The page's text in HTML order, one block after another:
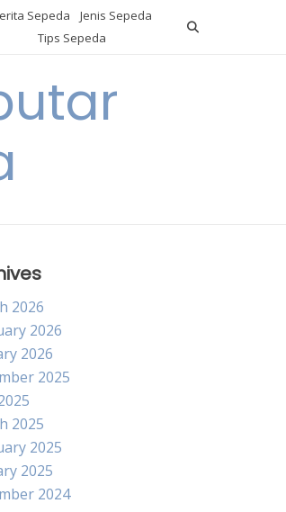
Sepeda
Jenis Sepeda
Tips Sepeda
2026
2026
2026
2025
2025
2025
2025
2024